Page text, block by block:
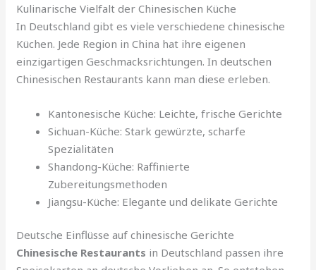
Kulinarische Vielfalt der Chinesischen Küche
In Deutschland gibt es viele verschiedene chinesische
Küchen. Jede Region in China hat ihre eigenen
einzigartigen Geschmacksrichtungen. In deutschen
Chinesischen Restaurants kann man diese erleben.
Kantonesische Küche: Leichte, frische Gerichte
Sichuan-Küche: Stark gewürzte, scharfe
Spezialitäten
Shandong-Küche: Raffinierte
Zubereitungsmethoden
Jiangsu-Küche: Elegante und delikate Gerichte
Deutsche Einflüsse auf chinesische Gerichte
Chinesische Restaurants in Deutschland passen ihre